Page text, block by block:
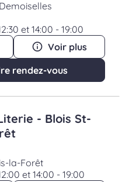
et 14:00 - 19:00
Voir plus
rendez-vous
- Blois St-
la-Forêt
et 14:00 - 19:00